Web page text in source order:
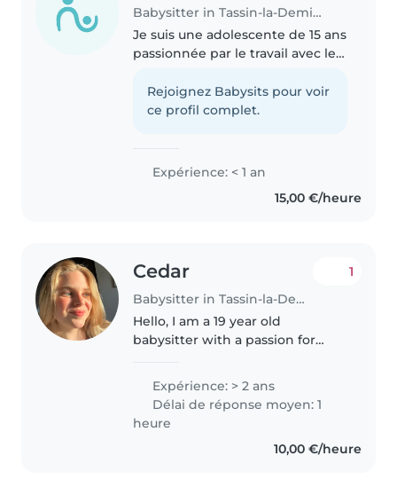
Babysitter in Tassin-la-Demi-Lune
Je suis une adolescente de 15 ans
passionnée par le travail avec les
d'expérience professionnelle, j'ai
de l'expérience avec tous les
Rejoignez Babysits pour voir
ce profil complet.
Expérience: < 1 an
15,00 €/heure
Cedar
Babysitter in Tassin-la-Demi-Lune
1
Hello, I am a 19 year old
babysitter with a passion for
English was born and raised in
England, but speak fluent
French since I've lived in France
for over..
Expérience: > 2 ans
Délai de réponse moyen: 1
heure
10,00 €/heure